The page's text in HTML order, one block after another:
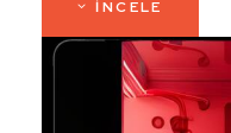
İNCELE